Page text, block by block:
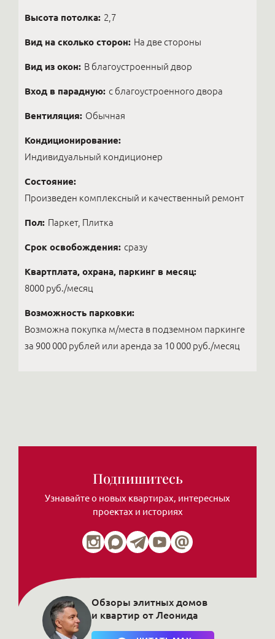
Высота потолка: 2,7
Вид на сколько сторон: На две стороны
Вид из окон: В благоустроенный двор
Вход в парадную: с благоустроенного двора
Вентиляция: Обычная
Кондиционирование:
Индивидуальный кондиционер
Состояние:
Произведен комплексный и качественный ремонт
Пол: Паркет, Плитка
Срок освобождения: сразу
Квартплата, охрана, паркинг в месяц:
8000 руб./месяц
Возможность парковки:
Возможна покупка м/места в подземном паркинге
за 900 000 рублей или аренда за 10 000 руб./месяц
Подпишитесь
Узнавайте о новых квартирах, интересных
проектах и историях
Обзоры элитных домов
и квартир от Леонида